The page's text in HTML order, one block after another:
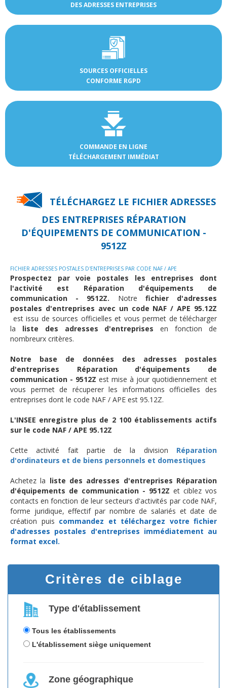
DES ADRESSES ENTREPRISES
SOURCES OFFICIELLES
CONFORME RGPD
COMMANDE EN LIGNE
TÉLÉCHARGEMENT IMMÉDIAT
TÉLÉCHARGEZ LE FICHIER ADRESSES
DES ENTREPRISES RÉPARATION
D'ÉQUIPEMENTS DE COMMUNICATION -
9512Z
FICHIER ADRESSES POSTALES D'ENTREPRISES PAR CODE NAF / APE
Prospectez par voie postales les entreprises dont
l'activité est Réparation d'équipements de
communication - 9512Z. Notre fichier d'adresses
postales d'entreprises avec un code NAF / APE 95.12Z
est issu de sources officielles et vous permet de télécharger
la liste des adresses d'entreprises en fonction de
nombreurx critères.
Notre base de données des adresses postales
d'entreprises Réparation d'équipements de
communication - 9512Z est mise à jour quotidiennement et
vous permet de récuperer les informations officielles des
entreprises dont le code NAF / APE est 95.12Z.
L'INSEE enregistre plus de 2 100 établissements actifs
sur le code NAF / APE 95.12Z
Cette activité fait partie de la division Réparation
d'ordinateurs et de biens personnels et domestiques
Achetez la liste des adresses d'entreprises Réparation
d'équipements de communication - 9512Z et ciblez vos
contacts en fonction de leur secteurs d'activités par code NAF,
forme juridique, effectif par nombre de salariés et date de
création puis commandez et téléchargez votre fichier
d'adresses postales d'entreprises immédiatement au
format excel.
Critères de ciblage
Type d'établissement
Tous les établissements
L'établissement siège uniquement
Zone géographique